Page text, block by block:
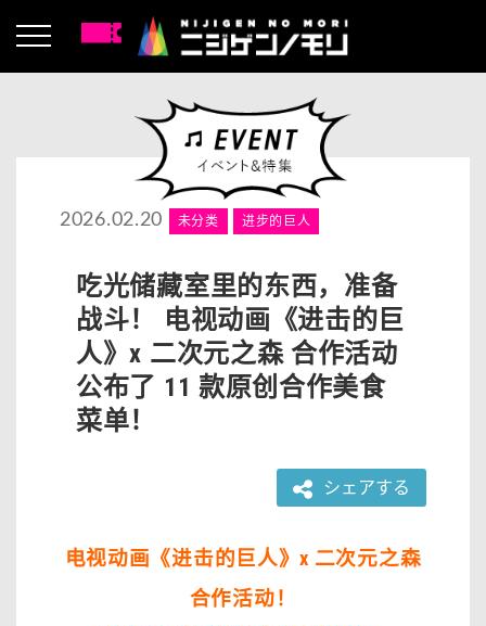
2026.02.20 未分类 进步的巨人
吃光储藏室里的东西，准备
战斗！ 电视动画《进击的巨
人》x 二次元之森 合作活动
公布了 11 款原创合作美食
菜单！
シェアする
电视动画《进击的巨人》x 二次元之森
合作活动！